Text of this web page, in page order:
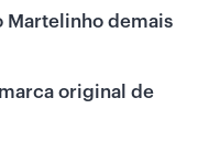
Martelinho demais
original de